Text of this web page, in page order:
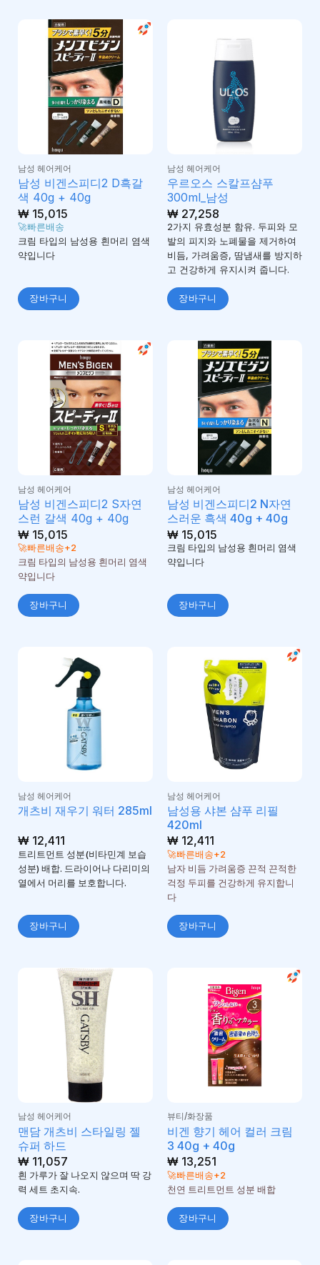
남성 헤어케어
남성 비겐스피디2 D흑갈
색 40g + 40g
₩15,015
🚀빠른배송
크림 타입의 남성용 흰머리 염색
약입니다
장바구니
남성 헤어케어
우르오스 스칼프샴푸
300ml_남성
₩27,258
2가지 유효성분 함유. 두피와 모
발의 피지와 노폐물을 제거하여
비듬, 가려움증, 땀냄새를 방지하
고 건강하게 유지시켜 줍니다.
장바구니
남성 헤어케어
남성 비겐스피디2 S자연
스런 갈색 40g + 40g
₩15,015
🚀빠른배송+2
크림 타입의 남성용 흰머리 염색
약입니다
장바구니
남성 헤어케어
남성 비겐스피디2 N자연
스러운 흑색 40g + 40g
₩15,015
크림 타입의 남성용 흰머리 염색
약입니다
장바구니
남성 헤어케어
개츠비 재우기 워터 285ml
₩12,411
트리트먼트 성분(비타민계 보습
성분) 배합. 드라이어나 다리미의
열에서 머리를 보호합니다.
장바구니
남성 헤어케어
남성용 샤본 샴푸 리필
420ml
₩12,411
🚀빠른배송+2
남자 비듬 가려움증 끈적 끈적한
걱정 두피를 건강하게 유지합니
다
장바구니
남성 헤어케어
맨담 개츠비 스타일링 젤
슈퍼 하드
₩11,057
흰 가루가 잘 나오지 않으며 딱 강
력 세트 초지속.
장바구니
뷰티/화장품
비겐 향기 헤어 컬러 크림
3 40g + 40g
₩13,251
🚀빠른배송+2
천연 트리트먼트 성분 배합
장바구니